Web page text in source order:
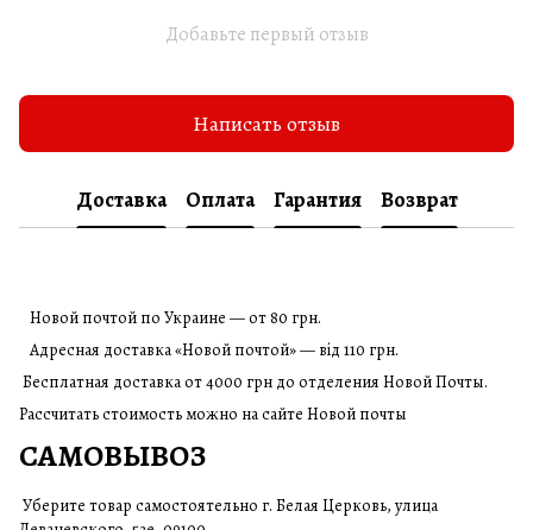
Добавьте первый отзыв
Написать отзыв
Доставка Оплата Гарантия Возврат
Новой почтой по Украине — от 80 грн.
Адресная доставка «Новой почтой» — від 110 грн.
Бесплатная доставка от 4000 грн до отделения Новой Почты.
Рассчитать стоимость можно на сайте Новой почты
САМОВЫВОЗ
Уберите товар самостоятельно г. Белая Церковь, улица